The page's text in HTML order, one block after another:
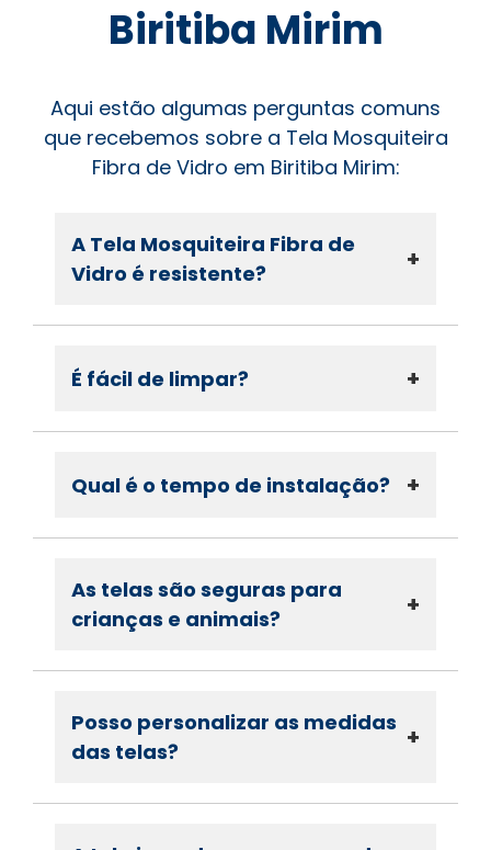
Biritiba Mirim
Aqui estão algumas perguntas comuns
que recebemos sobre a Tela Mosquiteira
Fibra de Vidro em Biritiba Mirim:
A Tela Mosquiteira Fibra de
Vidro é resistente?
+
É fácil de limpar? +
Qual é o tempo de instalação? +
As telas são seguras para
crianças e animais?
+
Posso personalizar as medidas
das telas?
+